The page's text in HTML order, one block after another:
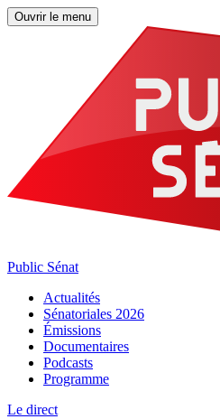
Ouvrir le menu
Public Sénat
Actualités
Sénatoriales 2026
Émissions
Documentaires
Podcasts
Programme
Le direct